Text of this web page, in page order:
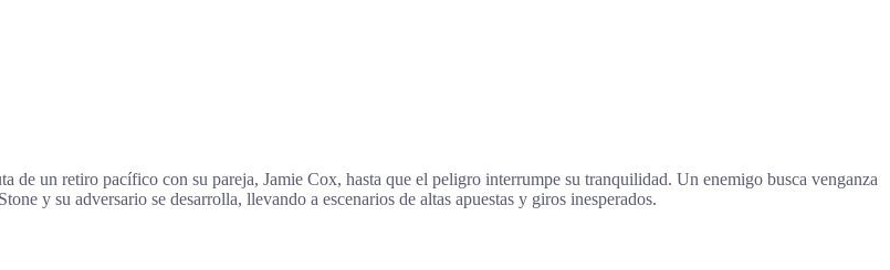
de un retiro pacífico con su pareja, Jamie Cox, hasta que el peligro interrumpe su tranquilidad. Un enemigo busca venganza
y su adversario se desarrolla, llevando a escenarios de altas apuestas y giros inesperados.